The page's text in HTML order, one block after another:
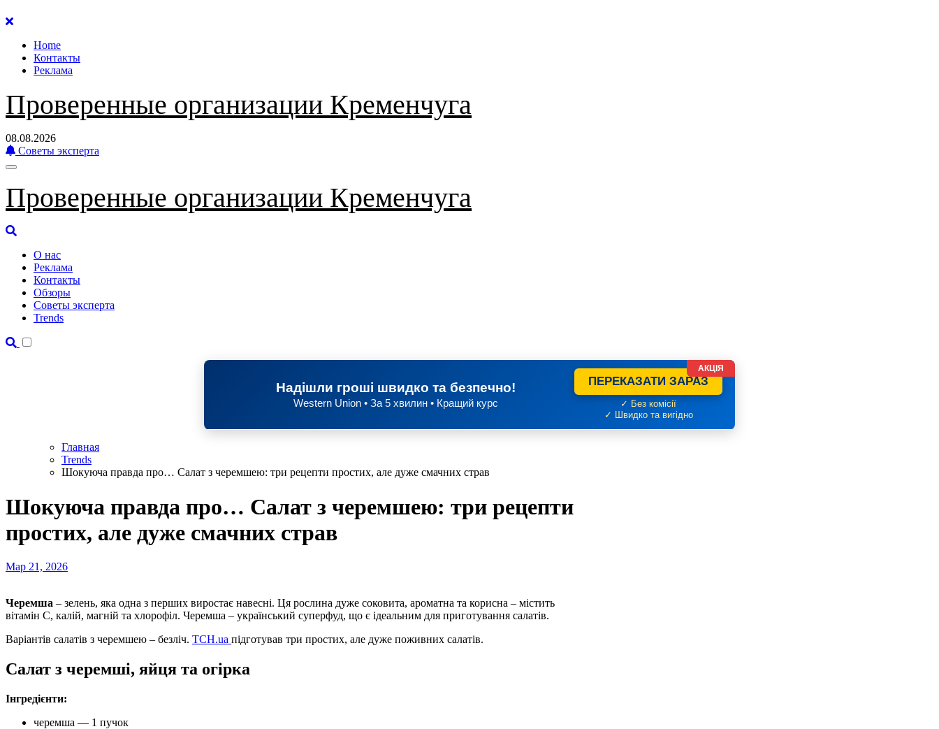
Перейти
содержанию
Home
Контакты
Реклама
Проверенные организации Кременчуга
08.08.2026
Советы эксперта
Проверенные организации Кременчуга
О нас
Реклама
Контакты
Обзоры
Советы эксперта
Trends
Надішли гроші швидко та безпечно!
Western Union • За 5 хвилин • Кращий курс
ПЕРЕКАЗАТИ ЗАРАЗ
✓ Без комісії
✓ Швидко та вигідно
АКЦІЯ
Главная
Trends
Шокуюча правда про… Салат з черемшею: три рецепти простих, але дуже смачних страв
Шокуюча правда про… Салат з черемшею: три рецепти
простих, але дуже смачних страв
Мар 21, 2026
Черемша – зелень, яка одна з перших виростає навесні. Ця рослина дуже соковита, ароматна та корисна – містить
вітамін С, калій, магній та хлорофіл. Черемша – український суперфуд, що є ідеальним для приготування салатів.
Варіантів салатів з черемшею – безліч. ТСН.ua підготував три простих, але дуже поживних салатів.
Салат з черемші, яйця та огірка
Інгредієнти:
черемша — 1 пучок